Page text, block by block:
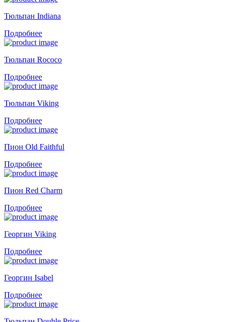
Тюльпан Indiana
Подробнее
Тюльпан Rococo
Подробнее
Тюльпан Viking
Подробнее
Пион Old Faithful
Подробнее
Пион Red Charm
Подробнее
Георгин Viking
Подробнее
Георгин Isabel
Подробнее